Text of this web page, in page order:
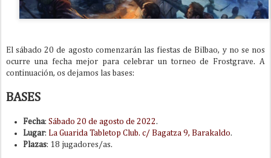
El sábado 20 de agosto comenzarán las fiestas de Bilbao, y no se nos
ocurre una fecha mejor para celebrar un torneo de Frostgrave. A
continuación, os dejamos las bases:
BASES
Fecha: Sábado 20 de agosto de 2022.
Lugar: La Guarida Tabletop Club. c/ Bagatza 9, Barakaldo.
Plazas: 18 jugadores/as.